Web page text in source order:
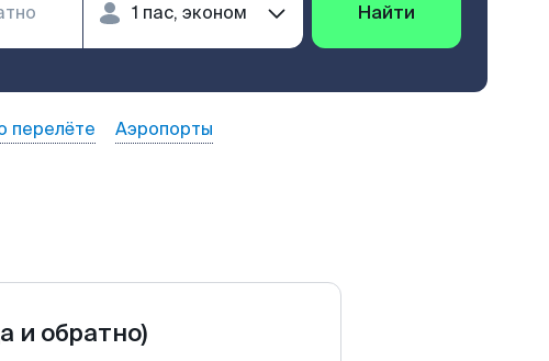
Найти
перелёте Аэропорты
и обратно)